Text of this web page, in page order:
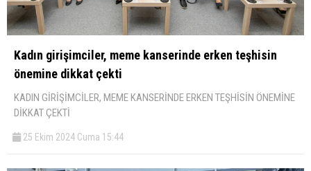
Kadın girişimciler, meme kanserinde erken teşhisin
önemine dikkat çekti
KADIN GİRİŞİMCİLER, MEME KANSERİNDE ERKEN TEŞHİSİN ÖNEMİNE
DİKKAT ÇEKTİ
25 Ekim 2024 Cuma 15:44